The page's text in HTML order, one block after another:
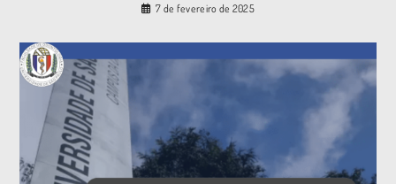
7 de fevereiro de 2025